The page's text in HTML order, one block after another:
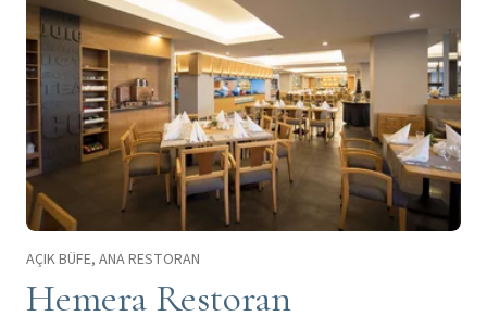
AÇIK BÜFE, ANA RESTORAN
Hemera Restoran